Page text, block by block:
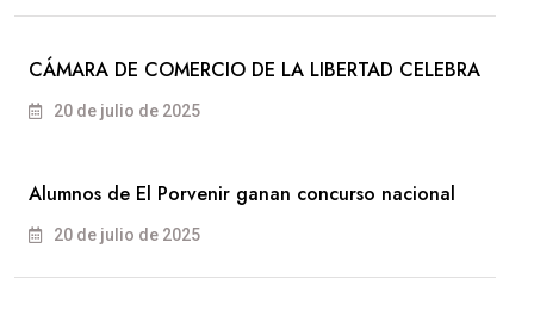
CÁMARA DE COMERCIO DE LA LIBERTAD CELEBRA
20 de julio de 2025
Alumnos de El Porvenir ganan concurso nacional
20 de julio de 2025